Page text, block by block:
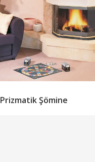
Prizmatik Şömine